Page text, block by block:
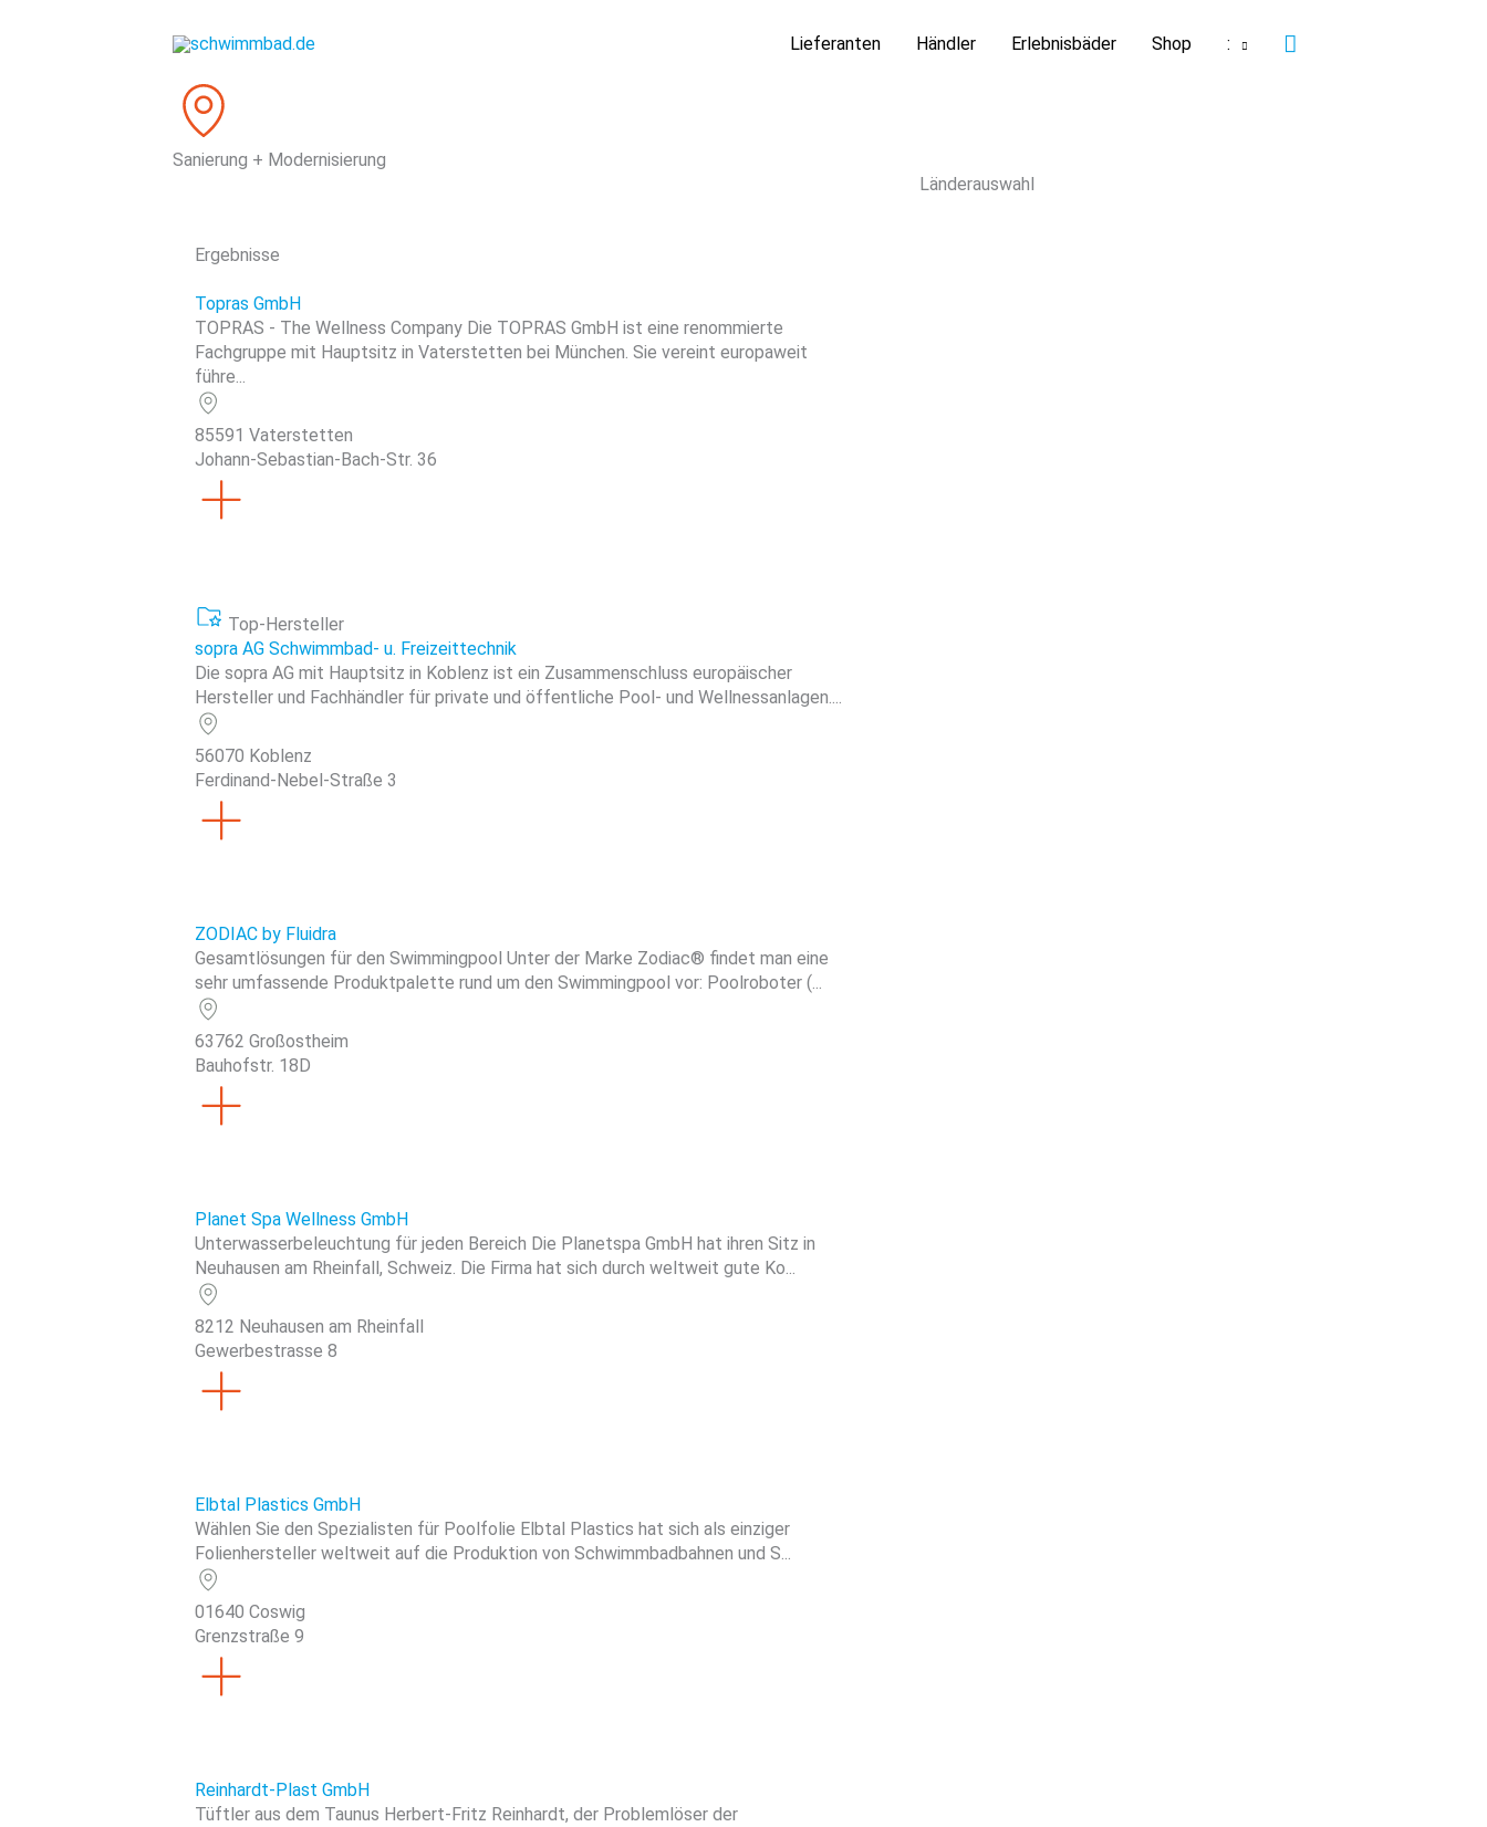
Lieferanten Händler Erlebnisbäder Shop : Suchen
Sanierung + Modernisierung
Ergebnisse
Topras GmbH
TOPRAS - The Wellness Company Die TOPRAS GmbH ist eine renommierte
Fachgruppe mit Hauptsitz in Vaterstetten bei München. Sie vereint europaweit
führe...
85591 Vaterstetten
Johann-Sebastian-Bach-Str. 36
Top-Hersteller
sopra AG Schwimmbad- u. Freizeittechnik
Die sopra AG mit Hauptsitz in Koblenz ist ein Zusammenschluss europäischer
Hersteller und Fachhändler für private und öffentliche Pool- und Wellnessanlagen....
56070 Koblenz
Ferdinand-Nebel-Straße 3
ZODIAC by Fluidra
Gesamtlösungen für den Swimmingpool Unter der Marke Zodiac® findet man eine
sehr umfassende Produktpalette rund um den Swimmingpool vor: Poolroboter (...
63762 Großostheim
Bauhofstr. 18D
Planet Spa Wellness GmbH
Unterwasserbeleuchtung für jeden Bereich Die Planetspa GmbH hat ihren Sitz in
Neuhausen am Rheinfall, Schweiz. Die Firma hat sich durch weltweit gute Ko...
8212 Neuhausen am Rheinfall
Gewerbestrasse 8
Elbtal Plastics GmbH
Wählen Sie den Spezialisten für Poolfolie Elbtal Plastics hat sich als einziger
Folienhersteller weltweit auf die Produktion von Schwimmbadbahnen und S...
01640 Coswig
Grenzstraße 9
Reinhardt-Plast GmbH
Tüftler aus dem Taunus Herbert-Fritz Reinhardt, der Problemlöser der
Länderauswahl